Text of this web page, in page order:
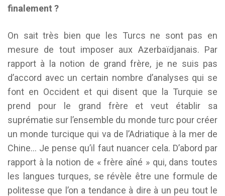
finalement ?
On sait très bien que les Turcs ne sont pas en
mesure de tout imposer aux Azerbaïdjanais. Par
rapport à la notion de grand frère, je ne suis pas
d’accord avec un certain nombre d’analyses qui se
font en Occident et qui disent que la Turquie se
prend pour le grand frère et veut établir sa
suprématie sur l’ensemble du monde turc pour créer
un monde turcique qui va de l’Adriatique à la mer de
Chine… Je pense qu’il faut nuancer cela. D’abord par
rapport à la notion de « frère aîné » qui, dans toutes
les langues turques, se révèle être une formule de
politesse que l’on a tendance à dire à un peu tout le